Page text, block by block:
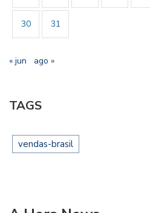
30 31
« jun ago »
TAGS
vendas-brasil